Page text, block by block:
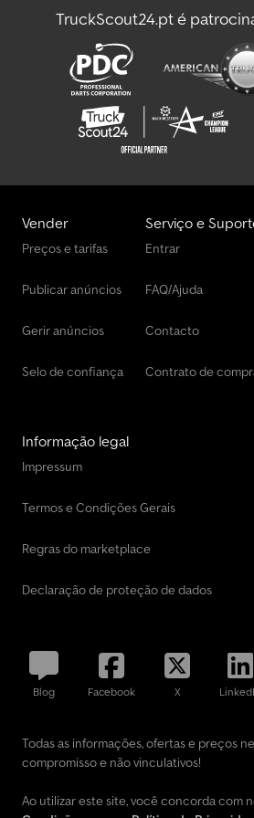
Manitou Outro Equipamento
Manitou Outros
TruckScout24.pt é
Vender
Preços e tarifas
Publicar anúncios
Gerir anúncios
Selo de confiança
Serviço e
Entrar
FAQ/Ajuda
Contacto
Contrato de
Informação legal
Impressum
Termos e Condições Gerais
Regras do marketplace
Declaração de proteção de dados
Blog Facebook X
Todas as informações, ofertas e preços
compromisso e não vinculativos!
Ao utilizar este site, você concorda com